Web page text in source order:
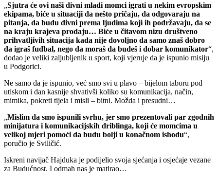
„Sjutra će ovi naši divni mladi momci igrati u nekim evropskim
ekipama, biće u situaciji da nešto pričaju, da odgovaraju na
pitanja, da budu divni prema ljudima koji ih podržavaju, da se
na kraju krajeva prodaju… Biće u čitavom nizu društveno
prihvatljivih situacija kada nije dovoljno da samo znaš dobro
da igraš fudbal, nego da moraš da budeš i dobar komunikator“,
dodao je veliki zaljubljenik u sport, koji vjeruje da je ispunio misiju
u Podgorici.
Ne samo da je ispunio, već smo svi u plavo – bijelom taboru pod
utiskom i dan kasnije shvativši koliko su komunikacija, način,
mimika, pokreti tijela i misli – bitni. Možda i presudni…
„Mislim da smo ispunili svrhu, jer smo prezentovali par zgodnih
minijatura i komunikacijskih driblinga, koji će momcima u
velikoj mjeri pomoći da budu bolji u konačnom ishodu“,
poručio je Sviličić.
Iskreni navijač Hajduka je podijelio svoja sjećanja i osjećaje vezane
za Budućnost. I odmah nas je matirao…